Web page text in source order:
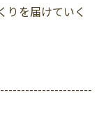
りを届けていく